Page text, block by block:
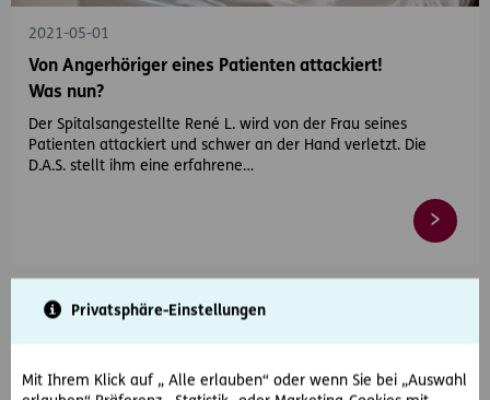
Privatsphäre-Einstellungen
Mit Ihrem Klick auf „ Alle erlauben“ oder wenn Sie bei „Auswahl
2021-05-01
Von Angerhöriger eines Patienten attackiert!
Was nun?
Der Spitalsangestellte René L. wird von der Frau seines
Patienten attackiert und schwer an der Hand verletzt. Die
D.A.S. stellt ihm eine erfahrene…